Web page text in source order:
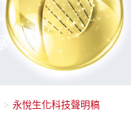
永悅生化科技聲明稿